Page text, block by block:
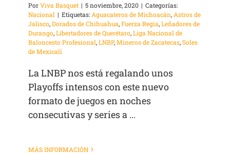
PorViva Basquet | 5 noviembre, 2020 | Categorías:
Nacional | Etiquetas: Aguacateros de Michoacán, Astros de
Jalisco,Dorados de Chihuahua,Fuerza Regia,Leñadores de
Durango,Libertadores de Querétaro,Liga Nacional de
Baloncesto Profesional,LNBP,Mineros de Zacatecas,Soles
de Mexicali
La LNBP nos está regalando unos
Playoffs intensos con este nuevo
formato de juegos en noches
consecutivas y series a ...
MÁS INFORMACIÓN